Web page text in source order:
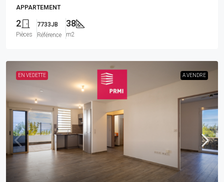
APPARTEMENT
2
Pièces
7733JB
Référence
38
m2
EN VEDETTE A VENDRE